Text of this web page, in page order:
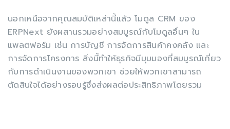
นอกเหนือจากคุณสมบัติเหล่านี้แล้ว โมดูล CRM ของ
ERPNext ยังผสานรวมอย่างสมบูรณ์กับโมดูลอื่นๆ ใน
แพลตฟอร์ม เช่น การบัญชี การจัดการสินค้าคงคลัง และ
การจัดการโครงการ สิ่งนี้ทำให้ธุรกิจมีมุมมองที่สมบูรณ์เกี่ยว
กับการดำเนินงานของพวกเขา ช่วยให้พวกเขาสามารถ
ตัดสินใจได้อย่างรอบรู้ซึ่งส่งผลต่อประสิทธิภาพโดยรวม